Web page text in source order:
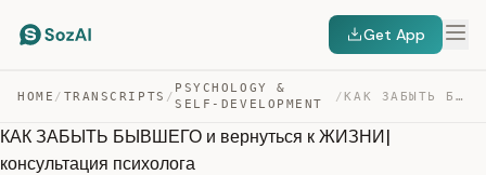
Get App
HOME / TRANSCRIPTS /
PSYCHOLOGY &
SELF-DEVELOPMENT
/ КАК ЗАБЫТЬ БЫВШЕГО И ВЕРНУТЬСЯ К ЖИЗНИ| КОНСУЛЬТАЦИЯ ПС… — TRANSCRIPT
КАК ЗАБЫТЬ БЫВШЕГО и вернуться к ЖИЗНИ|
консультация психолога